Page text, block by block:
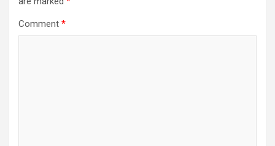
Comment *